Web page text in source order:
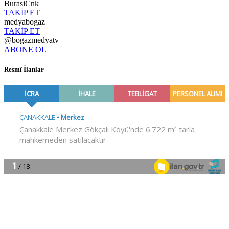
BurasiCnk
TAKİP ET
medyabogaz
TAKİP ET
@bogazmedyatv
ABONE OL
Resmî İlanlar